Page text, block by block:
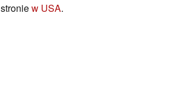
stroniew USA.